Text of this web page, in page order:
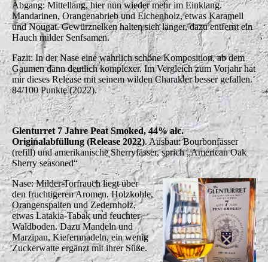
Abgang: Mittellang, hier nun wieder mehr im Einklang.
Mandarinen, Orangenabrieb und Eichenholz, etwas Karamell
und Nougat. Gewürznelken halten sich länger, dazu entfernt ein
Hauch milder Senfsamen.
Fazit: In der Nase eine wahrlich schöne Komposition, ab dem
Gaumen dann deutlich komplexer. Im Vergleich zum Vorjahr hat
mir dieses Release mit seinem wilden Charakter besser gefallen.
84/100 Punkte (2022).
Glenturret 7 Jahre Peat Smoked, 44% alc.
Originalabfüllung (Release 2022). Ausbau: Bourbonfässer
(refill) und amerikanische Sherryfässer, sprich „American Oak
Sherry seasoned“
Nase: Milder Torfrauch liegt über
den fruchtigeren Aromen. Holzkohle,
Orangenspalten und Zedernholz,
etwas Latakia-Tabak und feuchter
Waldboden. Dazu Mandeln und
Marzipan, Kiefernnadeln, ein wenig
Zuckerwatte ergänzt mit ihrer Süße.